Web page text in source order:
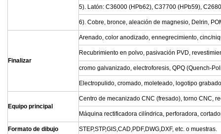
5). Latón: C36000 (HPb62), C37700 (HPb59),
6). Cobre, bronce, aleación de magnesio, Delrin,
Finalizar
Arenado, color anodizado, ennegrecimiento, cinc/
Recubrimiento en polvo, pasivación PVD,
cromo galvanizado, electroforesis, QPQ (Quench-
Electropulido, cromado, moleteado, logotipo
Equipo principal
Centro de mecanizado CNC (fresado), torno CNC,
Máquina rectificadora cilíndrica, perforadora,
Formato de dibujo STEP,STP,GIS,CAD,PDF,DWG,DXF, etc. o muestras.